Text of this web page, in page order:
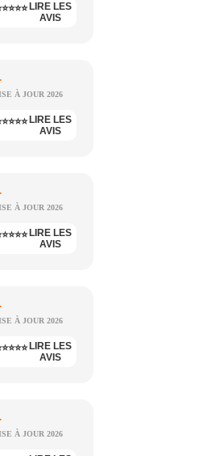
LIRE LES
AVIS
À JOUR 2026
LIRE LES
AVIS
À JOUR 2026
LIRE LES
AVIS
À JOUR 2026
LIRE LES
AVIS
À JOUR 2026